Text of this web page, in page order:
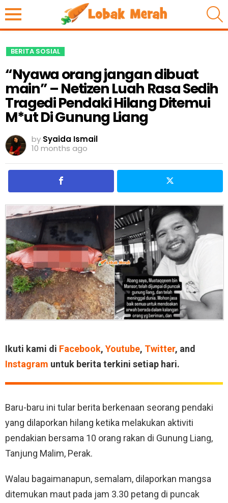
BERITA SOSIAL
“Nyawa orang jangan dibuat
main” – Netizen Luah Rasa Sedih
Tragedi Pendaki Hilang Ditemui
M*ut Di Gunung Liang
by Syaida Ismail
10 months ago
Ikuti kami di Facebook, Youtube, Twitter, and
Instagram untuk berita terkini setiap hari.
Baru-baru ini tular berita berkenaan seorang pendaki
yang dilaporkan hilang ketika melakukan aktiviti
pendakian bersama 10 orang rakan di Gunung Liang,
Tanjung Malim, Perak.
Walau bagaimanapun, semalam, dilaporkan mangsa
ditemukan maut pada jam 3.30 petang di puncak